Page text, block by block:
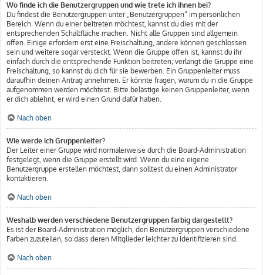
Wo finde ich die Benutzergruppen und wie trete ich ihnen bei?
Du findest die Benutzergruppen unter „Benutzergruppen“ im persönlichen
Bereich. Wenn du einer beitreten möchtest, kannst du dies mit der
entsprechenden Schaltfläche machen. Nicht alle Gruppen sind allgemein
offen. Einige erfordern erst eine Freischaltung, andere können geschlossen
sein und weitere sogar versteckt. Wenn die Gruppe offen ist, kannst du ihr
einfach durch die entsprechende Funktion beitreten; verlangt die Gruppe eine
Freischaltung, so kannst du dich für sie bewerben. Ein Gruppenleiter muss
daraufhin deinen Antrag annehmen. Er könnte fragen, warum du in die Gruppe
aufgenommen werden möchtest. Bitte belästige keinen Gruppenleiter, wenn
er dich ablehnt, er wird einen Grund dafür haben.
Nach oben
Wie werde ich Gruppenleiter?
Der Leiter einer Gruppe wird normalerweise durch die Board-Administration
festgelegt, wenn die Gruppe erstellt wird. Wenn du eine eigene
Benutzergruppe erstellen möchtest, dann solltest du einen Administrator
kontaktieren.
Nach oben
Weshalb werden verschiedene Benutzergruppen farbig dargestellt?
Es ist der Board-Administration möglich, den Benutzergruppen verschiedene
Farben zuzuteilen, so dass deren Mitglieder leichter zu identifizieren sind.
Nach oben